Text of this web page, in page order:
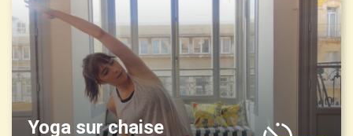
Yoga sur chaise